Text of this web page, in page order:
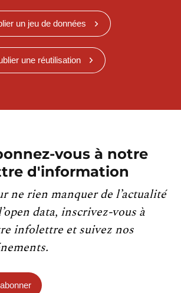
un jeu de données
une réutilisation
vous à notre
d'information
ne rien manquer de l’actualité
data, inscrivez-vous à
infolettre et suivez nos